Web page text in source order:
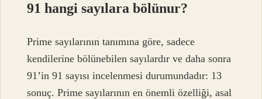
91 hangi sayılara bölünur?
Prime sayılarının tanımına göre, sadece
kendilerine bölünebilen sayılardır ve daha sonra
91’in 91 sayısı incelenmesi durumundadır: 13
sonuç. Prime sayılarının en önemli özelliği, asal